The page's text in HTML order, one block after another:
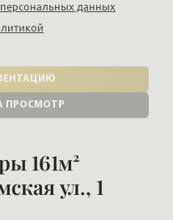
персональных данных
ПРОСМОТР
161м²
ул., 1